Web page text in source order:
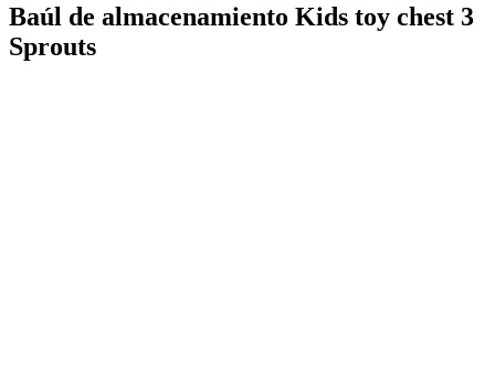
Baúl de almacenamiento Kids toy chest 3
Sprouts